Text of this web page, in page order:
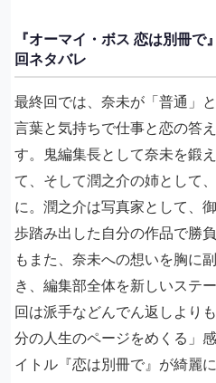
『オーマイ・ボス 恋は別冊
回ネタバレ
最終回では、奈未が「普通」
言葉と気持ちで仕事と恋の答
す。鬼編集長として奈未を鍛
て、そして潤之介の姉として
に。潤之介は写真家として、
歩踏み出した自分の作品で勝
もまた、奈未への想いを胸に
き、編集部全体を新しいステ
回は派手などんでん返しより
分の人生のページをめくる」
イトル『恋は別冊で』が綺麗